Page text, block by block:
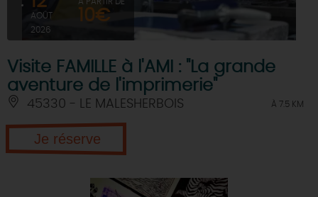
AOÛT
2026
10€
Visite FAMILLE à l'AMI : "La grande
aventure de l'imprimerie"
45330 - LE MALESHERBOIS À 7.5 KM
Je réserve